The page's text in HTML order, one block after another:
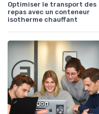
Optimiser le transport des
repas avec un conteneur
isotherme chauffant